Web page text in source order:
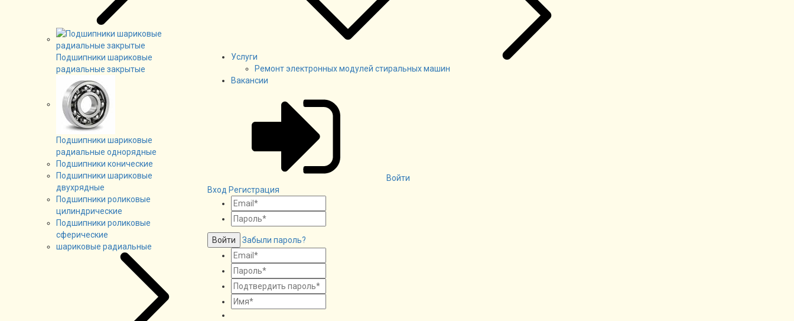
Подшипники шариковые
радиальные закрытые
Подшипники шариковые
радиальные однорядные
Подшипники конические
Подшипники шариковые
двухрядные
Подшипники роликовые
цилиндрические
Подшипники роликовые
сферические
шариковые радиальные
Услуги
Ремонт электронных модулей стиральных машин
Вакансии
Войти
Вход Регистрация
Войти Забыли пароль?